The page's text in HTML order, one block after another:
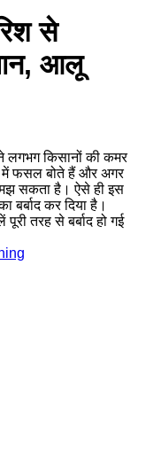
से
आलू
लगभग किसानों की कमर
में फसल बोते हैं और अगर
सकता है। ऐसे ही इस
कर दिया है।
तरह से बर्बाद हो गई